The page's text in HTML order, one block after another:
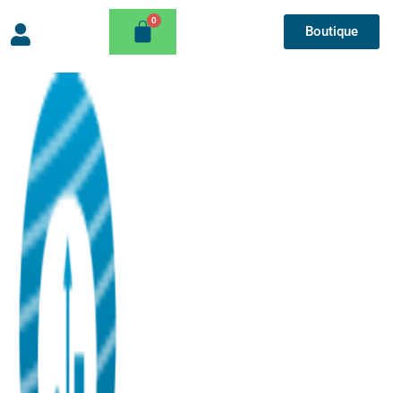
Boutique